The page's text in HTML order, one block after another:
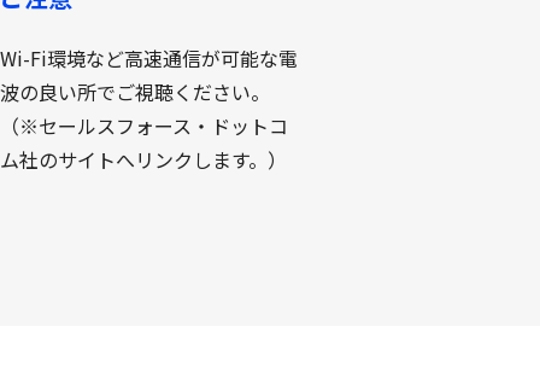
Wi-Fi環境など高速通信が可能な電
波の良い所でご視聴ください。
（※セールスフォース・ドットコ
ム社のサイトへリンクします。）